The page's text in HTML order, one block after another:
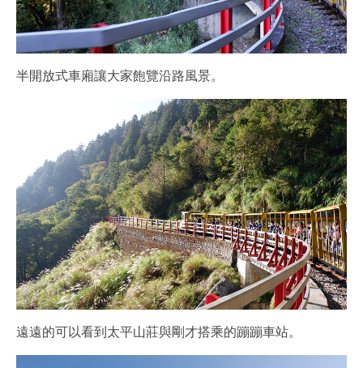
半開放式車廂讓大家飽覽沿路風景。
遠遠的可以看到太平山莊與剛才搭乘的蹦蹦車站。